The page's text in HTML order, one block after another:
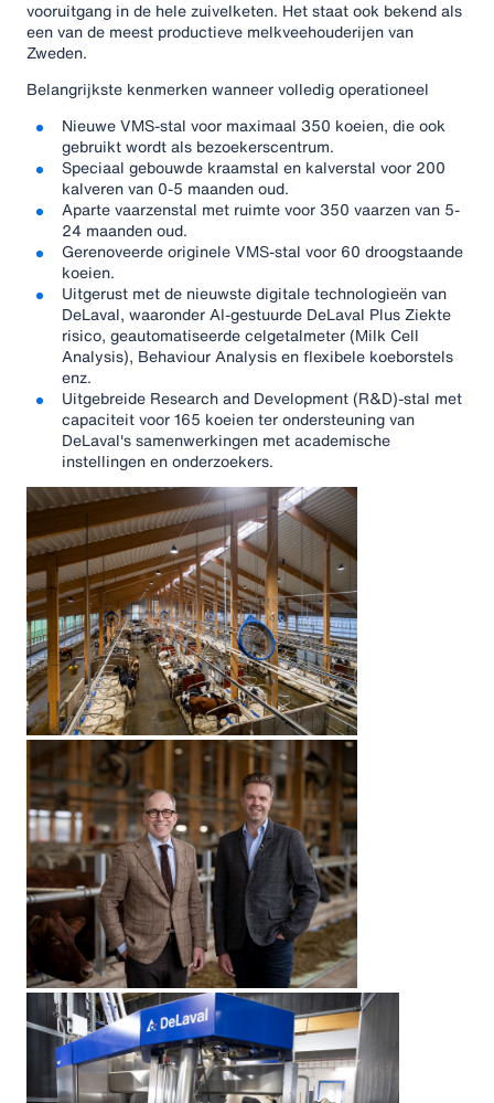
vooruitgang in de hele zuivelketen. Het staat ook bekend als
een van de meest productieve melkveehouderijen van
Zweden.
Belangrijkste kenmerken wanneer volledig operationeel
Nieuwe VMS-stal voor maximaal 350 koeien, die ook
gebruikt wordt als bezoekerscentrum.
Speciaal gebouwde kraamstal en kalverstal voor 200
kalveren van 0-5 maanden oud.
Aparte vaarzenstal met ruimte voor 350 vaarzen van 5-
24 maanden oud.
Gerenoveerde originele VMS-stal voor 60 droogstaande
koeien.
Uitgerust met de nieuwste digitale technologieën van
DeLaval, waaronder AI-gestuurde DeLaval Plus Ziekte
risico, geautomatiseerde celgetalmeter (Milk Cell
Analysis), Behaviour Analysis en flexibele koeborstels
enz.
Uitgebreide Research and Development (R&D)-stal met
capaciteit voor 165 koeien ter ondersteuning van
DeLaval's samenwerkingen met academische
instellingen en onderzoekers.